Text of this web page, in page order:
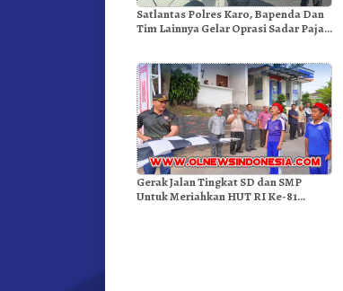
Satlantas Polres Karo, Bapenda Dan
Tim Lainnya Gelar Oprasi Sadar Pajak
Gerak Jalan Tingkat SD dan SMP
Untuk Meriahkan HUT RI Ke-81